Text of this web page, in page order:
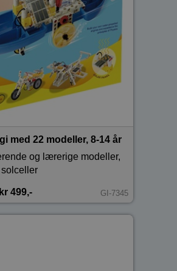
med 22 modeller, 8-14 år
og lærerige modeller,
solceller
kr 499,- GI-7345